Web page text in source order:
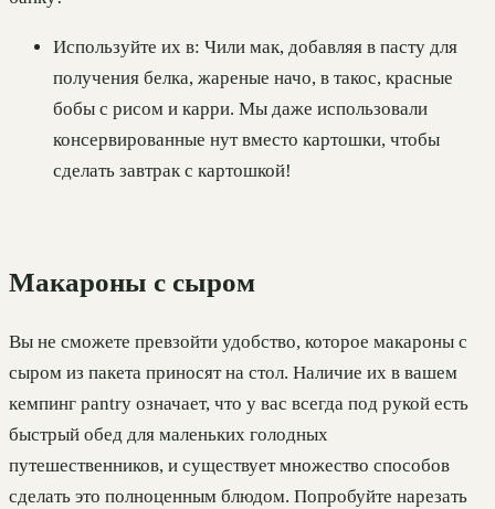
Используйте их в: Чили мак, добавляя в пасту для
получения белка, жареные начо, в такос, красные
бобы с рисом и карри. Мы даже использовали
консервированные нут вместо картошки, чтобы
сделать завтрак с картошкой!
Макароны с сыром
Вы не сможете превзойти удобство, которое макароны с
сыром из пакета приносят на стол. Наличие их в вашем
кемпинг pantry означает, что у вас всегда под рукой есть
быстрый обед для маленьких голодных
путешественников, и существует множество способов
сделать это полноценным блюдом. Попробуйте нарезать